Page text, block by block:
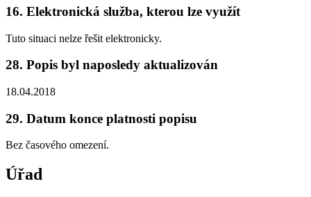
16. Elektronická služba, kterou lze využít
Tuto situaci nelze řešit elektronicky.
28. Popis byl naposledy aktualizován
18.04.2018
29. Datum konce platnosti popisu
Bez časového omezení.
Úřad